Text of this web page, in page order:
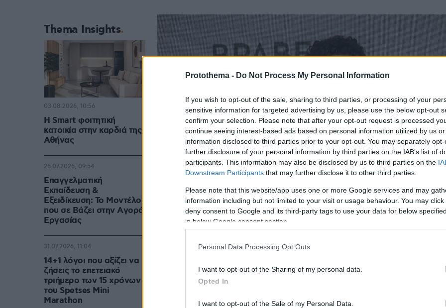
Protothema - Do Not Process My Personal Information
If you wish to opt-out of the sale, sharing to third parties, or processing of your
sensitive information for targeted advertising by us, please use the below opt-out
confirm your selection. Please note that after your opt-out request is processed
continue seeing interest-based ads based on personal information utilized by us
information disclosed to third parties prior to your opt-out. You may separately
further disclosure of your personal information by third parties on the IAB’s list of
participants. This information may also be disclosed by us to third parties on the
Downstream Participants that may further disclose it to other third parties.
Please note that this website/app uses one or more Google services and may
information including but not limited to your visit or usage behaviour. You may
deny consent to Google and its third-party tags to use your data for below
in below Google consent section.
Personal Data Processing Opt Outs
I want to opt-out of the Sharing of my personal data.
Opted In
I want to opt-out of the Sale of my Personal Data.
Thema Insights
Η Smart φοιτητική
κατοικία στην καρδιά της
Αθήνας
03.08.2026, 10:56
Επαγγελματική
Εκπαίδευση &
Εξειδίκευση: Το Mοντέλο
που σε Bάζει στην Aγορά
Eργασίας
26.07.2026, 09:54
14+1 λόγοι που αξίζει να
ζήσεις το επετειακό
τριήμερο των 15 χρόνων
του Spetses Mini
Marathon
31.07.2026, 11:04